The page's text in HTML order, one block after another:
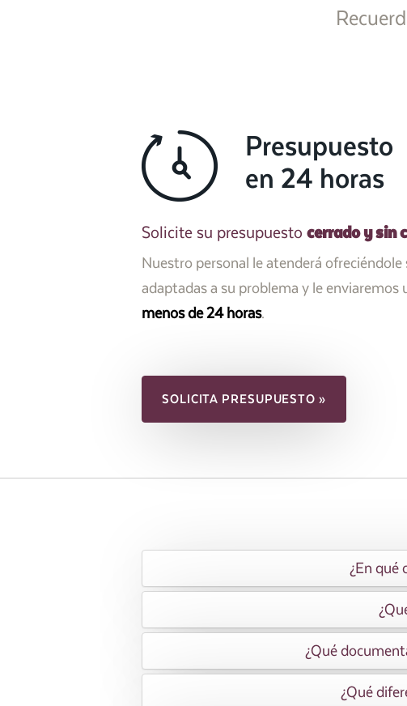
Presupuesto
en 24 horas
Solicite su presupuesto cerrado y sin
Nuestro personal le atenderá ofreciéndole
adaptadas a su problema y le enviaremos
menos de 24 horas.
SOLICITA PRESUPUESTO »
¿En qué
¿Qué
¿Qué